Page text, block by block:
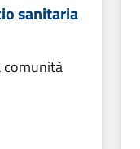
sanitaria
comunità